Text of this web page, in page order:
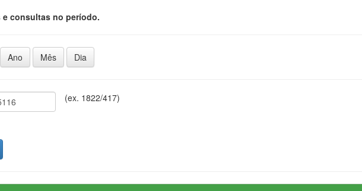
e consultas no período.
Ano Mês Dia
(ex. 1822/417)